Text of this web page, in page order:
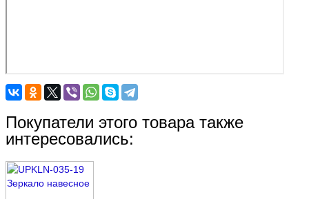
Покупатели этого товара также
интересовались: